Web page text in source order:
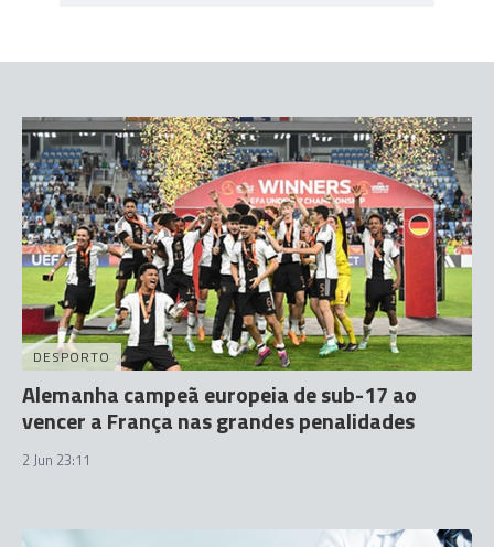
DESPORTO
Alemanha campeã europeia de sub-17 ao
vencer a França nas grandes penalidades
2 Jun 23:11